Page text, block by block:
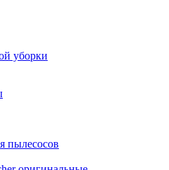
уборки
пылесосов